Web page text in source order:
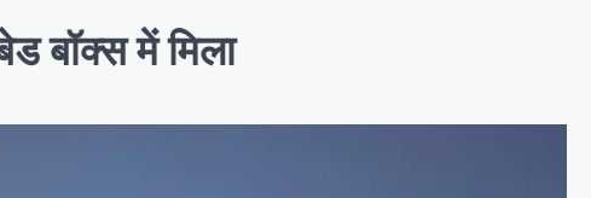
बॉक्स में मिला